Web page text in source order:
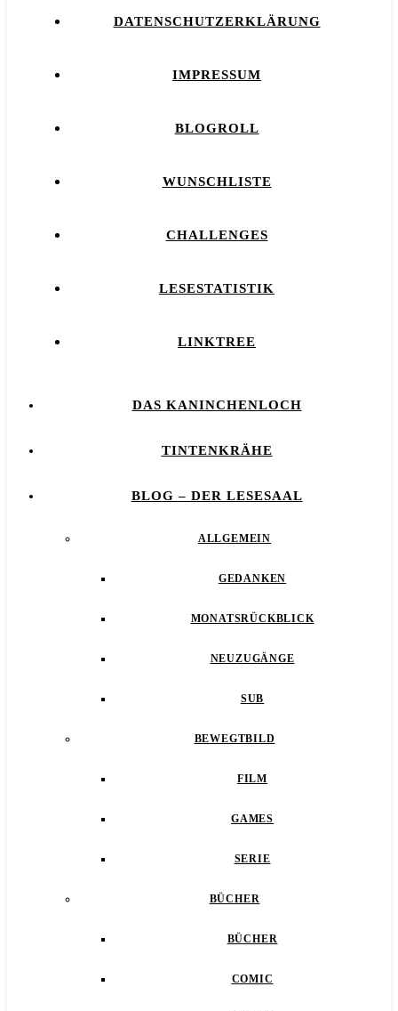
DATENSCHUTZERKLÄRUNG
IMPRESSUM
BLOGROLL
WUNSCHLISTE
CHALLENGES
LESESTATISTIK
LINKTREE
DAS KANINCHENLOCH
TINTENKRÄHE
BLOG – DER LESESAAL
ALLGEMEIN
GEDANKEN
MONATSRÜCKBLICK
NEUZUGÄNGE
SUB
BEWEGTBILD
FILM
GAMES
SERIE
BÜCHER
BÜCHER
COMIC